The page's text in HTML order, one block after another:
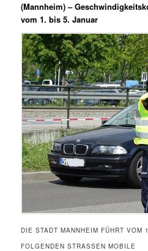
(Mannheim) –
vom 1. bis 5. Januar
DIE STADT MANNHEIM FÜHRT
FOLGENDEN STRASSEN MOBILE G